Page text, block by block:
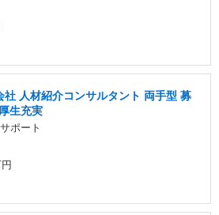
社 人材紹介コンサルタント 両手型 募
生充実
ポート